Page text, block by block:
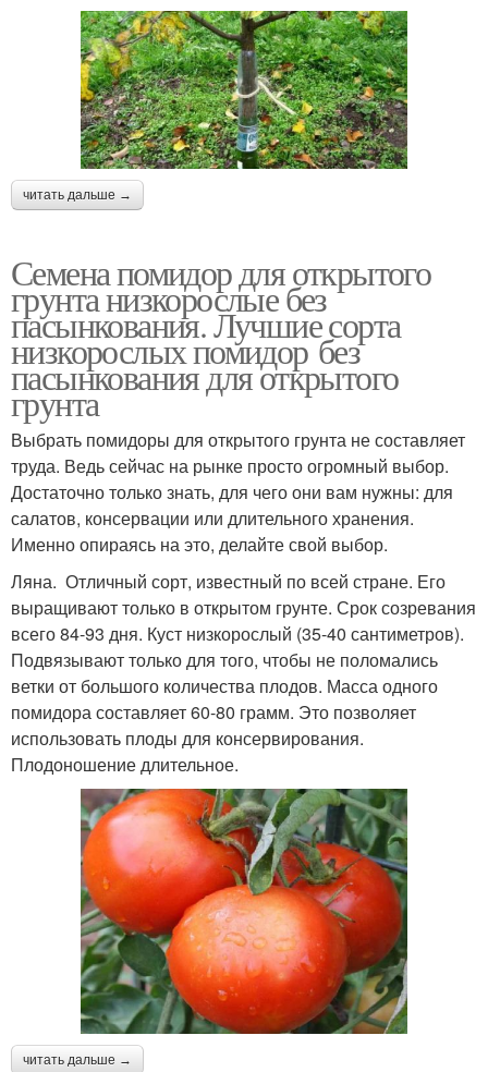
читать дальше →
Семена помидор для открытого
грунта низкорослые без
пасынкования. Лучшие сорта
низкорослых помидор без
пасынкования для открытого
грунта
Выбрать помидоры для открытого грунта не составляет
труда. Ведь сейчас на рынке просто огромный выбор.
Достаточно только знать, для чего они вам нужны: для
салатов, консервации или длительного хранения.
Именно опираясь на это, делайте свой выбор.
Ляна. Отличный сорт, известный по всей стране. Его
выращивают только в открытом грунте. Срок созревания
всего 84-93 дня. Куст низкорослый (35-40 сантиметров).
Подвязывают только для того, чтобы не поломались
ветки от большого количества плодов. Масса одного
помидора составляет 60-80 грамм. Это позволяет
использовать плоды для консервирования.
Плодоношение длительное.
читать дальше →